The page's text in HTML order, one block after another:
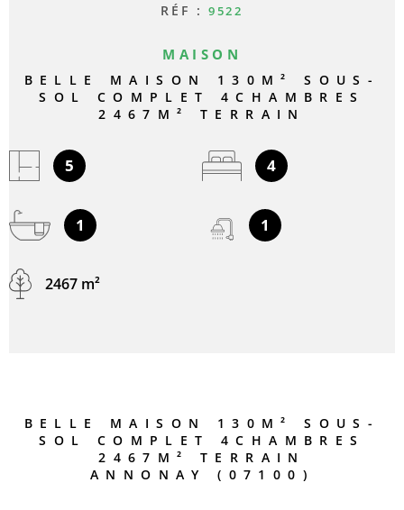
RÉF :9522
MAISON
BELLE MAISON 130M² SOUS-
SOL COMPLET 4CHAMBRES
2467M² TERRAIN
5 4
1 1
2467 m²
BELLE MAISON 130M² SOUS-
SOL COMPLET 4CHAMBRES
2467M² TERRAIN
ANNONAY (07100)